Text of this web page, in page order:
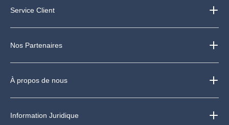
Service Client
Nos Partenaires
À propos de nous
Information Juridique